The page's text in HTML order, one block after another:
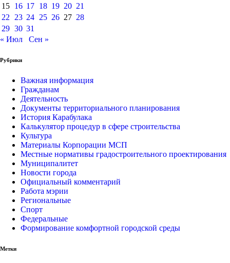
15 16 17 18 19 20 21
22
23 24 25 26 27 28
29 30 31
« Июл
Сен »
Рубрики
Важная информация
Гражданам
Деятельность
Документы территориального планирования
История Карабулака
Калькулятор процедур в сфере строительства
Культура
Материалы Корпорации МСП
Местные нормативы градостроительного проектирования
Муниципалитет
Новости города
Официальный комментарий
Работа мэрии
Региональные
Спорт
Федеральные
Формирование комфортной городской среды
Метки